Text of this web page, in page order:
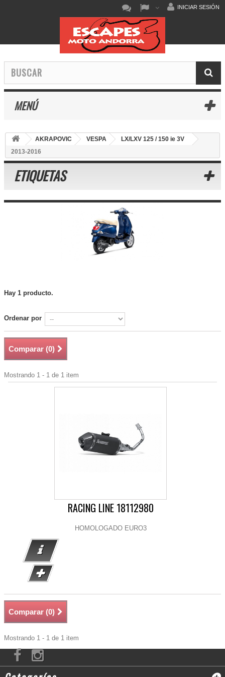
INICIAR SESIÓN
MENÚ
AKRAPOVIC VESPA
LX/LXV 125 / 150 ie 3V
2013-2016
ETIQUETAS
Hay 1 producto.
Ordenar por
Comparar (0)
Mostrando 1 - 1 de 1 item
RACING LINE 18112980
HOMOLOGADO EURO3
Comparar (0)
Mostrando 1 - 1 de 1 item